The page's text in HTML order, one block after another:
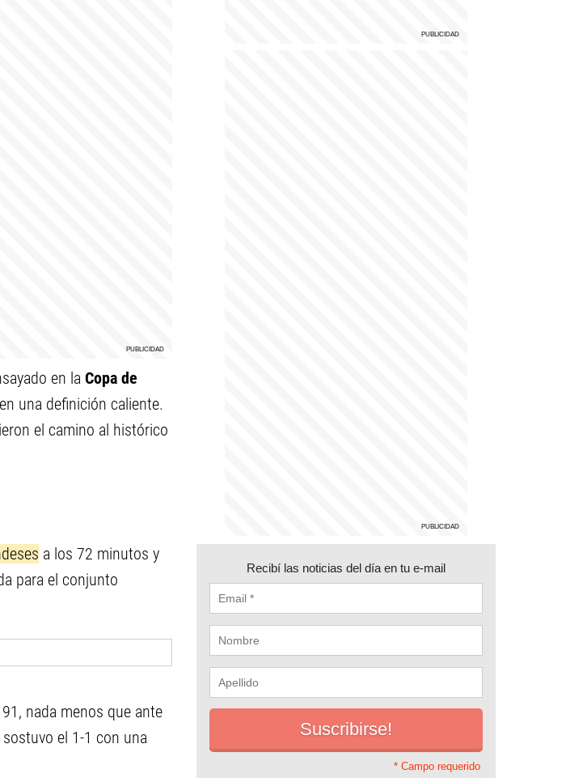
en la Copa de
una definición caliente.
el camino al histórico
a los 72 minutos y
para el conjunto
nada menos que ante
sostuvo el 1-1 con una
Recibí las noticias del día en tu e-mail
* Campo requerido